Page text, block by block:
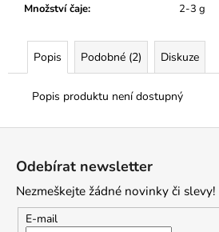
Množství čaje: 2-3 g
Popis Podobné (2) Diskuze
Popis produktu není dostupný
Odebírat newsletter
Nezmeškejte žádné novinky či slevy!
E-mail